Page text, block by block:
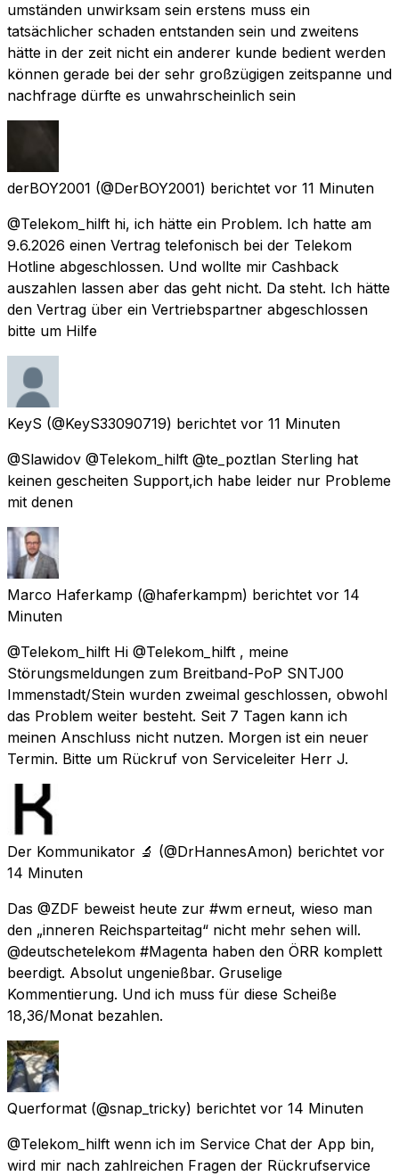
umständen unwirksam sein erstens muss ein
tatsächlicher schaden entstanden sein und zweitens
hätte in der zeit nicht ein anderer kunde bedient werden
können gerade bei der sehr großzügigen zeitspanne und
nachfrage dürfte es unwahrscheinlich sein
derBOY2001 (@DerBOY2001) berichtet vor 11 Minuten
@Telekom_hilft hi, ich hätte ein Problem. Ich hatte am
9.6.2026 einen Vertrag telefonisch bei der Telekom
Hotline abgeschlossen. Und wollte mir Cashback
auszahlen lassen aber das geht nicht. Da steht. Ich hätte
den Vertrag über ein Vertriebspartner abgeschlossen
bitte um Hilfe
KeyS (@KeyS33090719) berichtet vor 11 Minuten
@Slawidov @Telekom_hilft @te_poztlan Sterling hat
keinen gescheiten Support,ich habe leider nur Probleme
mit denen
Marco Haferkamp (@haferkampm) berichtet vor 14
Minuten
@Telekom_hilft Hi @Telekom_hilft , meine
Störungsmeldungen zum Breitband-PoP SNTJ00
Immenstadt/Stein wurden zweimal geschlossen, obwohl
das Problem weiter besteht. Seit 7 Tagen kann ich
meinen Anschluss nicht nutzen. Morgen ist ein neuer
Termin. Bitte um Rückruf von Serviceleiter Herr J.
Der Kommunikator 🔬 (@DrHannesAmon) berichtet vor
14 Minuten
Das @ZDF beweist heute zur #wm erneut, wieso man
den „inneren Reichsparteitag“ nicht mehr sehen will.
@deutschetelekom #Magenta haben den ÖRR komplett
beerdigt. Absolut ungenießbar. Gruselige
Kommentierung. Und ich muss für diese Scheiße
18,36/Monat bezahlen.
Querformat (@snap_tricky) berichtet vor 14 Minuten
@Telekom_hilft wenn ich im Service Chat der App bin,
wird mir nach zahlreichen Fragen der Rückrufservice